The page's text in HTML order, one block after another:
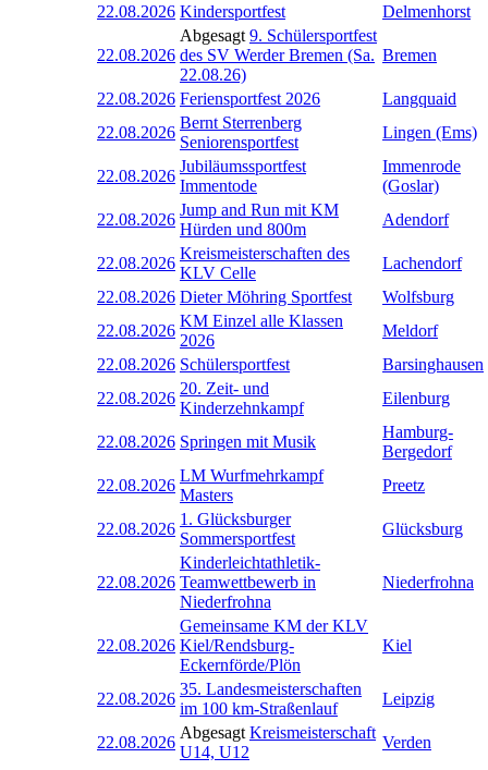
22.08.2026 Kindersportfest Delmenhorst
22.08.2026
Abgesagt 9. Schülersportfest
des SV Werder Bremen (Sa.
22.08.26)
Bremen
22.08.2026 Feriensportfest 2026
Langquaid
22.08.2026
Bernt Sterrenberg
Seniorensportfest
Lingen (Ems)
22.08.2026
Jubiläumssportfest
Immentode
Immenrode
(Goslar)
22.08.2026
Jump and Run mit KM
Hürden und 800m
Adendorf
22.08.2026
Kreismeisterschaften des
KLV Celle
Lachendorf
22.08.2026 Dieter Möhring Sportfest
Wolfsburg
22.08.2026
KM Einzel alle Klassen
2026
Meldorf
22.08.2026 Schülersportfest
Barsinghausen
22.08.2026
20. Zeit- und
Kinderzehnkampf
Eilenburg
22.08.2026 Springen mit Musik
Hamburg-
Bergedorf
22.08.2026
LM Wurfmehrkampf
Masters
Preetz
22.08.2026
1. Glücksburger
Sommersportfest
Glücksburg
22.08.2026
Kinderleichtathletik-
Teamwettbewerb in
Niederfrohna
Niederfrohna
22.08.2026
Gemeinsame KM der KLV
Kiel/Rendsburg-
Eckernförde/Plön
Kiel
22.08.2026
35. Landesmeisterschaften
im 100 km-Straßenlauf
Leipzig
22.08.2026
Abgesagt Kreismeisterschaft
U14, U12
Verden